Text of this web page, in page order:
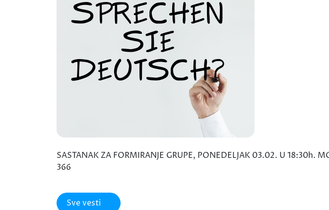
SASTANAK ZA FORMIRANJE GRUPE, PONEDELJAK 03.02. U
366
Sve vesti